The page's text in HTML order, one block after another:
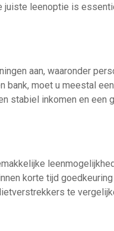
leenoptie is
aan, waaronder
bank, moet u meestal
stabiel inkomen en een
korte tijd
te